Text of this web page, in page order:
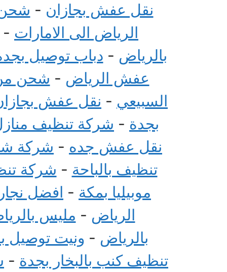
نقل عفش بجازان - شحن
الرياض الى الامارات -
بالرياض - دباب توصيل
عفش الرياض - شحن
السبيعي - نقل عفش
بجدة - شركة تنظيف
نقل عفش جده - شركة
تنظيف بالباحة - شركة
موبيليا بمكة - افضل
الرياض - مليس
بالرياض - ونيت توصيل
تنظيف كنب بالبخار بجدة -